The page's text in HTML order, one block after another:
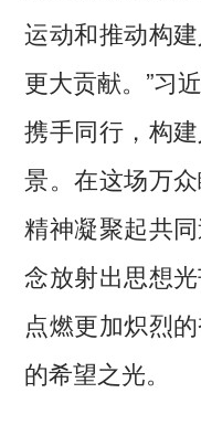
运动和推动构
更大贡献。”习
携手同行，构
景。在这场万
精神凝聚起共
念放射出思想
点燃更加炽烈
的希望之光。